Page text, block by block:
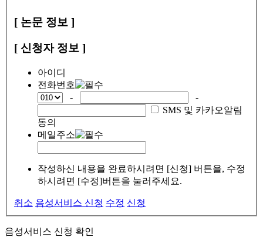
[ 논문 정보 ]
[ 신청자 정보 ]
아이디
전화번호
-
-
SMS 및 카카오알림
동의
메일주소
작성하신 내용을 완료하시려면 [신청] 버튼을, 수정
하시려면 [수정]버튼을 눌러주세요.
취소 음성서비스 신청 수정 신청
음성서비스 신청 확인